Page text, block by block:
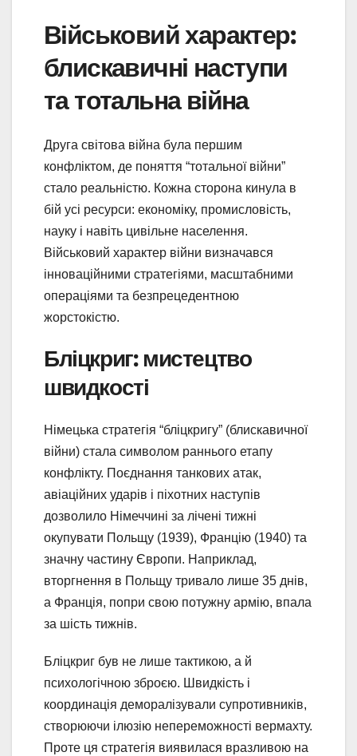
Військовий характер:
блискавичні наступи
та тотальна війна
Друга світова війна була першим
конфліктом, де поняття “тотальної війни”
стало реальністю. Кожна сторона кинула в
бій усі ресурси: економіку, промисловість,
науку і навіть цивільне населення.
Військовий характер війни визначався
інноваційними стратегіями, масштабними
операціями та безпрецедентною
жорстокістю.
Бліцкриг: мистецтво
швидкості
Німецька стратегія “бліцкригу” (блискавичної
війни) стала символом раннього етапу
конфлікту. Поєднання танкових атак,
авіаційних ударів і піхотних наступів
дозволило Німеччині за лічені тижні
окупувати Польщу (1939), Францію (1940) та
значну частину Європи. Наприклад,
вторгнення в Польщу тривало лише 35 днів,
а Франція, попри свою потужну армію, впала
за шість тижнів.
Бліцкриг був не лише тактикою, а й
психологічною зброєю. Швидкість і
координація деморалізували супротивників,
створюючи ілюзію непереможності вермахту.
Проте ця стратегія виявилася вразливою на